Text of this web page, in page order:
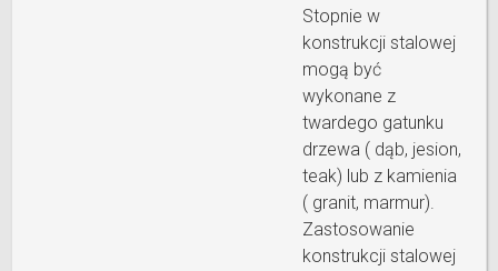
Stopnie w
konstrukcji stalowej
mogą być
wykonane z
twardego gatunku
drzewa ( dąb, jesion,
teak) lub z kamienia
( granit, marmur).
Zastosowanie
konstrukcji stalowej